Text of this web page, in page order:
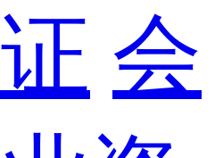
会